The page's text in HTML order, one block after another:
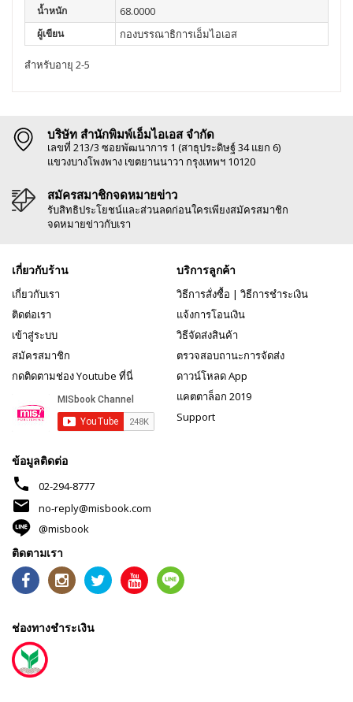
น้ำหนัก 68.0000
ผู้เขียน กองบรรณาธิการเอ็มไอเอส
สำหรับอายุ 2-5
บริษัท สำนักพิมพ์เอ็มไอเอส จำกัด
เลขที่ 213/3 ซอยพัฒนาการ 1 (สาธุประดิษฐ์ 34 แยก 6)
แขวงบางโพงพาง เขตยานนาวา กรุงเทพฯ 10120
สมัครสมาชิกจดหมายข่าว
รับสิทธิประโยชน์และส่วนลดก่อนใครเพียงสมัครสมาชิก
จดหมายข่าวกับเรา
เกี่ยวกับร้าน
เกี่ยวกับเรา
ติดต่อเรา
เข้าสู่ระบบ
สมัครสมาชิก
กดติดตามช่อง Youtube ที่นี่
บริการลูกค้า
วิธีการสั่งซื้อ | วิธีการชำระเงิน
แจ้งการโอนเงิน
วิธีจัดส่งสินค้า
ตรวจสอบถานะการจัดส่ง
ดาวน์โหลด App
แคตตาล็อก 2019
Support
ข้อมูลติดต่อ
phone 02-294-8777
mail
no-reply@misbook.com
@misbook
ติดตามเรา
ช่องทางชำระเงิน